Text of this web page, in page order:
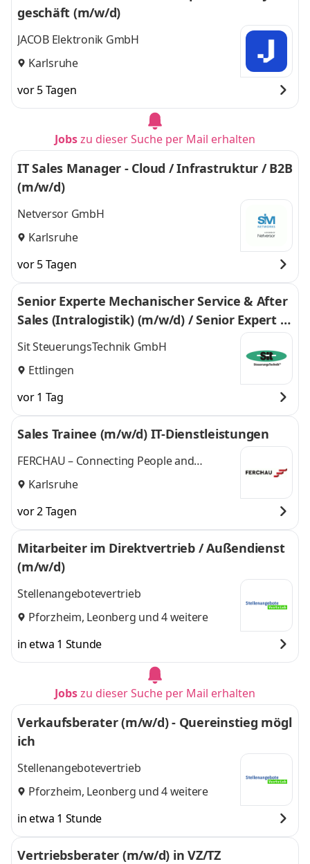
geschäft (m/w/d)
JACOB Elektronik GmbH
Karlsruhe
vor 5 Tagen
Jobszu dieser Suche per Mail erhalten
IT Sales Manager - Cloud / Infrastruktur / B2B
(m/w/d)
Netversor GmbH
Karlsruhe
vor 5 Tagen
Senior Experte Mechanischer Service & After
Sales (Intralogistik) (m/w/d) / Senior Expert M
echanical Service & After Sales (Intralogistic)
(all genders)
Sit SteuerungsTechnik GmbH
Ettlingen
vor 1 Tag
Sales Trainee (m/w/d) IT-Dienstleistungen
FERCHAU – Connecting People and
Technologies
Karlsruhe
vor 2 Tagen
Mitarbeiter im Direktvertrieb / Außendienst
(m/w/d)
Stellenangebotevertrieb
Pforzheim, Leonberg und 4 weitere
in etwa 1 Stunde
Jobszu dieser Suche per Mail erhalten
Verkaufsberater (m/w/d) - Quereinstieg mögl
ich
Stellenangebotevertrieb
Pforzheim, Leonberg und 4 weitere
in etwa 1 Stunde
Vertriebsberater (m/w/d) in VZ/TZ